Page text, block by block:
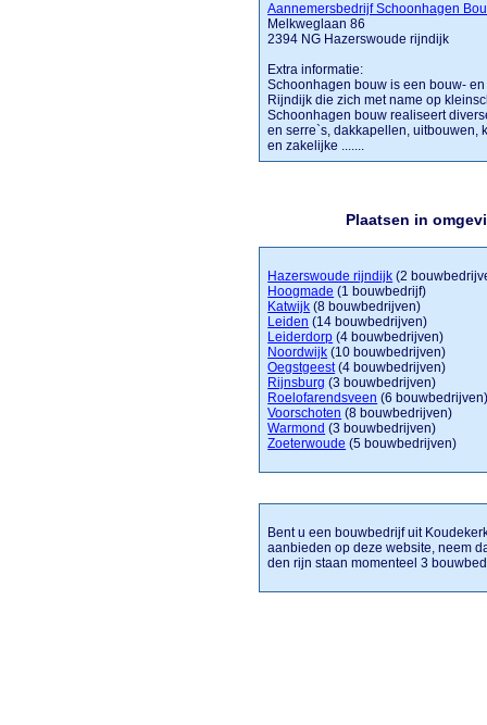
Aannemersbedrijf Schoonhagen
Melkweglaan 86
2394 NG Hazerswoude rijndijk
Extra informatie:
Schoonhagen bouw is een bouw-
Rijndijk die zich met name op
Schoonhagen bouw realiseert
en serre`s, dakkapellen, uitbouwen,
en zakelijke .......
Plaatsen in
Hazerswoude rijndijk (2
Hoogmade (1 bouwbedrijf)
Katwijk (8 bouwbedrijven)
Leiden (14 bouwbedrijven)
Leiderdorp (4 bouwbedrijven)
Noordwijk (10 bouwbedrijven)
Oegstgeest(4 bouwbedrijven)
Rijnsburg (3 bouwbedrijven)
Roelofarendsveen (6
Voorschoten (8 bouwbedrijven)
Warmond (3 bouwbedrijven)
Zoeterwoude (5 bouwbedrijven)
Bent u een bouwbedrijf uit
aanbieden op deze website, neem
den rijn staan momenteel 3